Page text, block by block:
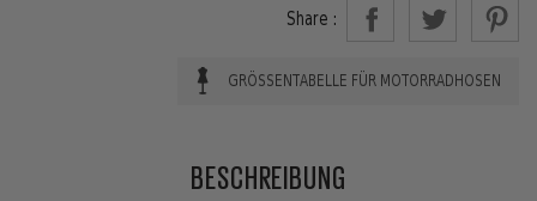
Share :
GRÖSSENTABELLE FÜR MOTORRADHOSEN
BESCHREIBUNG